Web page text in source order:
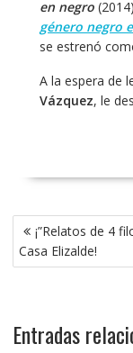
en negro
género negro
se estrenó
A la espera de
Vázquez, le
Navegación
de
entradas
¡”Relatos de 4
Casa Elizalde!
Entradas